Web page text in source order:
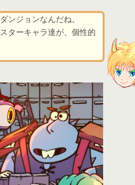
ンジョンなんだね。
ターキャラ達が、個性的